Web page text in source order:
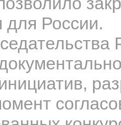
для России.